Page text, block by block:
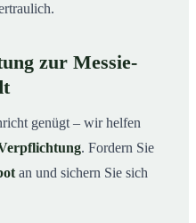
zur Messie-
genügt – wir helfen
. Fordern Sie
an und sichern Sie sich